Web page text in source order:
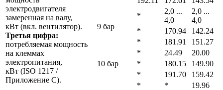
электродвигателя
замеренная на валу,
кВт (вкл. вентилятор).
Третья цифра:
потребляемая мощность
на клеммах
электропитания,
кВт (ISO 1217 /
Приложение C).
9 бар
*
2,0 ...
4,0
2,0 ...
4,0
*
170.94
142.24
*
181.91 151.27
10 бар
* 24.49
20.00
*
180.15
149.90
*
191.70 159.42
* *
19.96